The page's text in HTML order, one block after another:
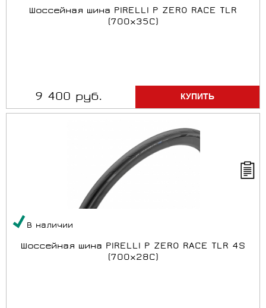
Шоссейная шина PIRELLI P ZERO RACE TLR
(700x35C)
9 400 руб.
В наличии
Шоссейная шина PIRELLI P ZERO RACE TLR 4S
(700x28C)